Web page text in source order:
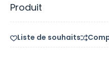
Produit
Liste de souhaits